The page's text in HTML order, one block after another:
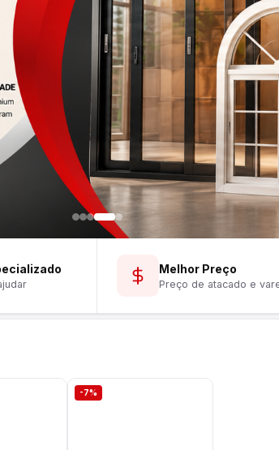
— do preparo
Melhor Preço
Preço de atacado e
-7%